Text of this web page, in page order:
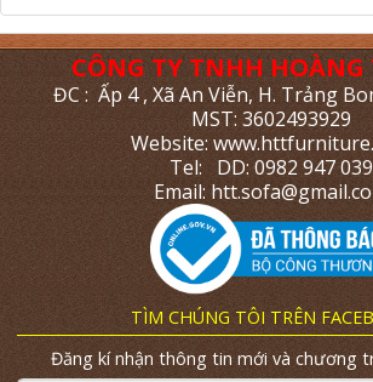
CÔNG TY TNHH HOÀNG
ĐC : Ấp 4 , Xã An Viễn, H. Trảng
MST: 3602493929
Website:
Tel: DD: 0982 947 039
Email:
TÌM CHÚNG TÔI TRÊN
Đăng kí nhận thông tin mới và chương